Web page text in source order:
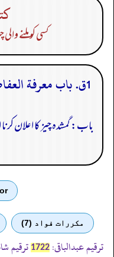
کسی کو ملنے
1ق. باب معرفة
باب: گمشدہ چیز کا اعلان
مكررات فواد (7)
ترقیم عبدالباقی: 1722 ترقیم